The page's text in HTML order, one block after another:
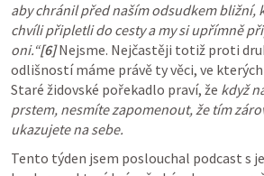
aby chránil před naším odsudkem bližní,
chvíli připletli do cesty a my si upřímně
oni.“[6] Nejsme. Nejčastěji totiž proti
odlišností máme právě ty věci, ve
Staré židovské pořekadlo praví, že když
prstem, nesmíte zapomenout, že tím
ukazujete na sebe.
Tento týden jsem poslouchal podcast s